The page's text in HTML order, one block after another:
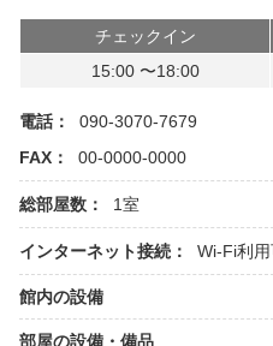
チェックイン
15:00 〜18:00
電話：
090-3070-7679
FAX：
00-0000-0000
総部屋数： 1室
インターネット接続： Wi-Fi利
館内の設備
部屋の設備・備品